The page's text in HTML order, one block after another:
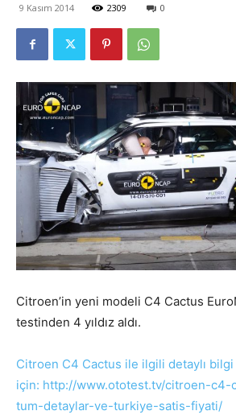
9 Kasım 2014 2309 0
Citroen’in yeni modeli C4 Cactus
testinden 4 yıldız aldı.
Citroen C4 Cactus ile ilgili detaylı bilgi
için: http://www.ototest.tv/citroen-c4-
tum-detaylar-ve-turkiye-satis-fiyati/